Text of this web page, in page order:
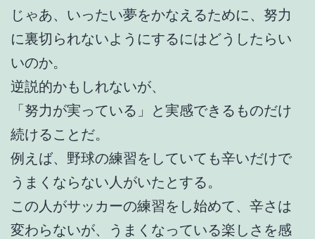
じゃあ、いったい夢をかなえるために、努力
に裏切られないようにするにはどうしたらい
いのか。
逆説的かもしれないが、
「努力が実っている」と実感できるものだけ
続けることだ。
例えば、野球の練習をしていても辛いだけで
うまくならない人がいたとする。
この人がサッカーの練習をし始めて、辛さは
変わらないが、うまくなっている楽しさを感